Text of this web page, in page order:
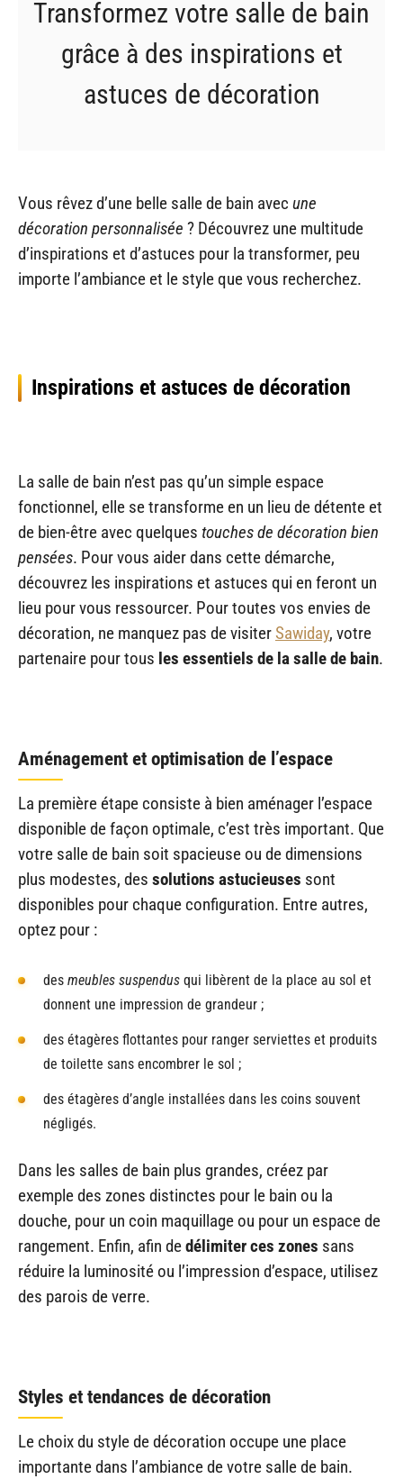
Transformez votre salle de bain
grâce à des inspirations et
astuces de décoration
Vous rêvez d’une belle salle de bain avec une
décoration personnalisée ? Découvrez une multitude
d’inspirations et d’astuces pour la transformer, peu
importe l’ambiance et le style que vous recherchez.
Inspirations et astuces de décoration
La salle de bain n’est pas qu’un simple espace
fonctionnel, elle se transforme en un lieu de détente et
de bien-être avec quelques touches de décoration bien
pensées. Pour vous aider dans cette démarche,
découvrez les inspirations et astuces qui en feront un
lieu pour vous ressourcer. Pour toutes vos envies de
décoration, ne manquez pas de visiterSawiday, votre
partenaire pour tous les essentiels de la salle de bain.
Aménagement et optimisation de l’espace
La première étape consiste à bien aménager l’espace
disponible de façon optimale, c’est très important. Que
votre salle de bain soit spacieuse ou de dimensions
plus modestes, des solutions astucieuses sont
disponibles pour chaque configuration. Entre autres,
optez pour :
des meubles suspendus qui libèrent de la place au sol et
donnent une impression de grandeur ;
des étagères flottantes pour ranger serviettes et produits
de toilette sans encombrer le sol ;
des étagères d’angle installées dans les coins souvent
négligés.
Dans les salles de bain plus grandes, créez par
exemple des zones distinctes pour le bain ou la
douche, pour un coin maquillage ou pour un espace de
rangement. Enfin, afin dedélimiter ces zones sans
réduire la luminosité ou l’impression d’espace, utilisez
des parois de verre.
Styles et tendances de décoration
Le choix du style de décoration occupe une place
importante dans l’ambiance de votre salle de bain.